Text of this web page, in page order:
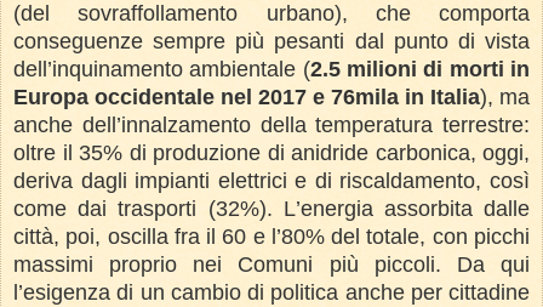
(del sovraffollamento urbano), che comporta
conseguenze sempre più pesanti dal punto di vista
dell’inquinamento ambientale (2.5 milioni di morti in
Europa occidentale nel 2017 e 76mila in Italia), ma
anche dell’innalzamento della temperatura terrestre:
oltre il 35% di produzione di anidride carbonica, oggi,
deriva dagli impianti elettrici e di riscaldamento, così
come dai trasporti (32%). L’energia assorbita dalle
città, poi, oscilla fra il 60 e l’80% del totale, con picchi
massimi proprio nei Comuni più piccoli. Da qui
l’esigenza di un cambio di politica anche per cittadine